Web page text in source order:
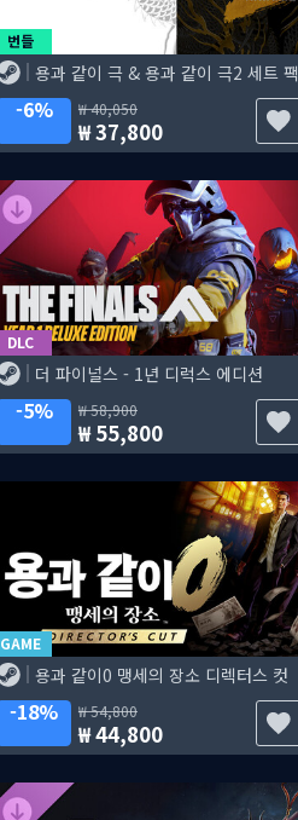
번들
용과 같이 극 & 용과 같이 극2 세트 팩
6% 40,050
37,800
DLC
더 파이널스 - 1년 디럭스 에디션
5% 58,900
55,800
GAME
용과 같이0 맹세의 장소 디렉터스 컷
18% 54,800
44,800